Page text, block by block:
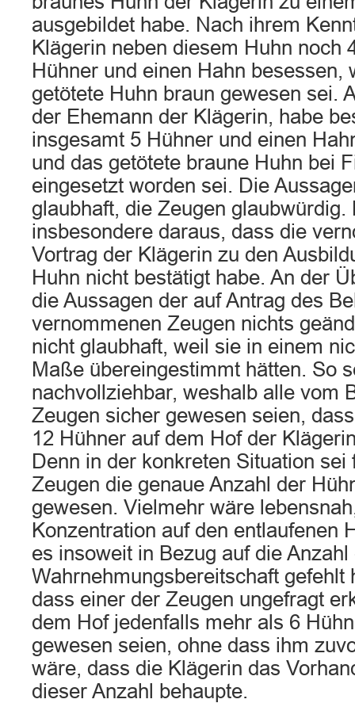
ausgebildet habe. Nach ihrem
Klägerin neben diesem Huhn noch
Hühner und einen Hahn besessen,
getötete Huhn braun gewesen sei.
der Ehemann der Klägerin, habe
insgesamt 5 Hühner und einen
und das getötete braune Huhn bei
eingesetzt worden sei. Die
glaubhaft, die Zeugen glaubwürdig.
insbesondere daraus, dass die
Vortrag der Klägerin zu den
Huhn nicht bestätigt habe. An der
die Aussagen der auf Antrag des
vernommenen Zeugen nichts
nicht glaubhaft, weil sie in einem
Maße übereingestimmt hätten. So
nachvollziehbar, weshalb alle vom
Zeugen sicher gewesen seien,
12 Hühner auf dem Hof der
Denn in der konkreten Situation sei
Zeugen die genaue Anzahl der
gewesen. Vielmehr wäre
Konzentration auf den entlaufenen
es insoweit in Bezug auf die
Wahrnehmungsbereitschaft gefehlt
dass einer der Zeugen ungefragt
dem Hof jedenfalls mehr als 6
gewesen seien, ohne dass ihm
wäre, dass die Klägerin das
dieser Anzahl behaupte.